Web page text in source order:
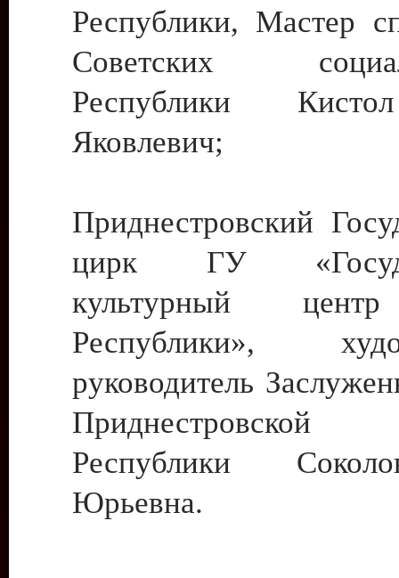
Республики, Мастер
Советских
Республики
Яковлевич;
Приднестровский
цирк ГУ
культурный
Республики»,
руководитель
Приднестровской
Республики
Юрьевна.